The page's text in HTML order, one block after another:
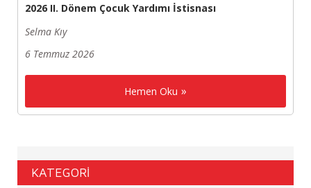
2026 II. Dönem Çocuk Yardımı İstisnası
Selma Kıy
6 Temmuz 2026
Hemen Oku
KATEGORİ